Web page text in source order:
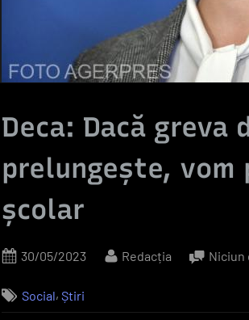
Deca: Dacă greva
prelungeşte,
şcolar
Posted
30/05/2023 By
Redacția Niciun
Social, Știri